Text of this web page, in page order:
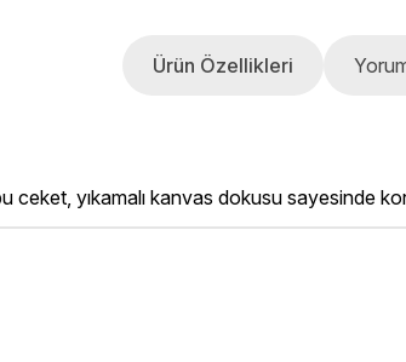
Ürün Özellikleri
ceket, yıkamalı kanvas dokusu sayesinde